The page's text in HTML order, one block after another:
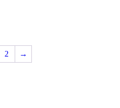
2 →